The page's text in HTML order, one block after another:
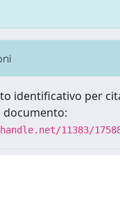
identificativo per
documento:
11383/